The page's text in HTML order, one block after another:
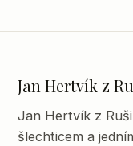
Jan Hertvík z
Jan Hertvík z
šlechticem a